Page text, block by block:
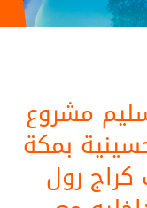
مشروع
بمكة
كراج رول